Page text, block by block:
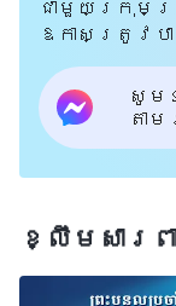
ជាមួយក្រុម
ឱកាសត្រូវបា
សូម
តាម
ខ្លឹមសារ​